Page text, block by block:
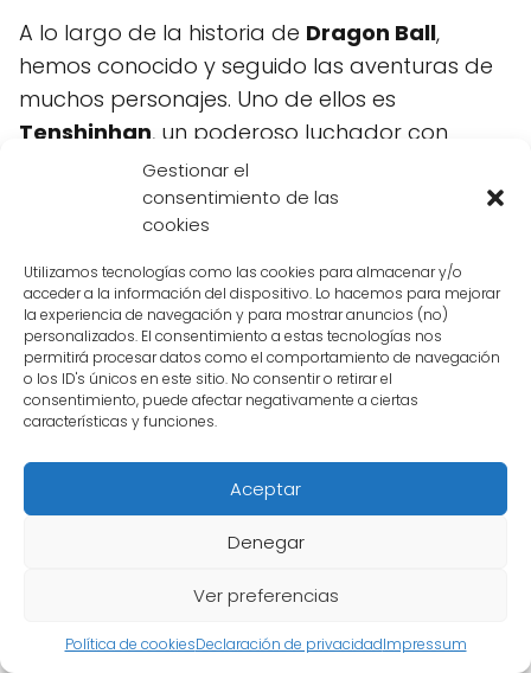
Gestionar el
consentimiento de las
cookies
Utilizamos tecnologías como las cookies para almacenar y/o
acceder a la información del dispositivo. Lo hacemos para mejorar
la experiencia de navegación y para mostrar anuncios (no)
personalizados. El consentimiento a estas tecnologías nos
permitirá procesar datos como el comportamiento de navegación
o los ID's únicos en este sitio. No consentir o retirar el
consentimiento, puede afectar negativamente a ciertas
características y funciones.
Aceptar
Denegar
Ver preferencias
Política de cookiesDeclaración de privacidadImpressum
A lo largo de la historia de Dragon Ball,
hemos conocido y seguido las aventuras de
muchos personajes. Uno de ellos es
Tenshinhan, un poderoso luchador con
habilidades únicas. Sin embargo, hay un
detalle que ha dejado a los fanáticos con
una gran interrogante: ¿quién es el padre de
Tenshinhan?
Contenido relacionado:
El misterio de la amputación de
Tenshinhan: ¿Quién cortó su brazo?
En la serie, nunca se menciona directamente
al padre deTenshinhan, lo que ha generado
diversas teorías y especulaciones entre los
seguidores. Aunque no hay una explicación
que podrían arrojar algo de luz sobre este